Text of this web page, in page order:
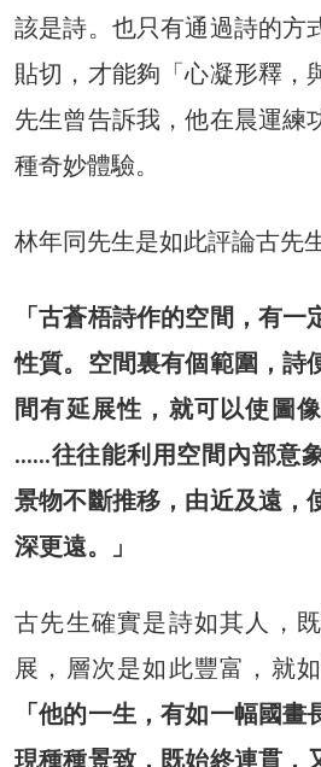
該是詩。也只有通過詩的方
貼切，才能夠「心凝形釋，
先生曾告訴我，他在晨運練
種奇妙體驗。
林年同先生是如此評論古先
「古蒼梧詩作的空間，有
性質。空間裏有個範圍，詩
間有延展性，就可以使圖
……往往能利用空間內部意
景物不斷推移，由近及遠，
深更遠。」
古先生確實是詩如其人，
展，層次是如此豐富，就
「他的一生，有如一幅國
現種種景致，既始終連貫，